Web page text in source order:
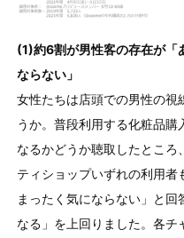
(1)約6割が男性客の存在が「
ならない」
女性たちは店頭での男性の視
うか。普段利用する化粧品
なるかどうか聴取したとこ
ティショップいずれの利用
まったく気にならない」と
なる」を上回りました。各チ